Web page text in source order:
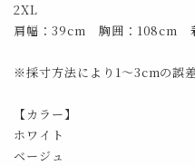
2XL
肩幅：39cm 胸囲：108cm
※採寸方法により1～3cmの誤
【カラー】
ホワイト
ベージュ